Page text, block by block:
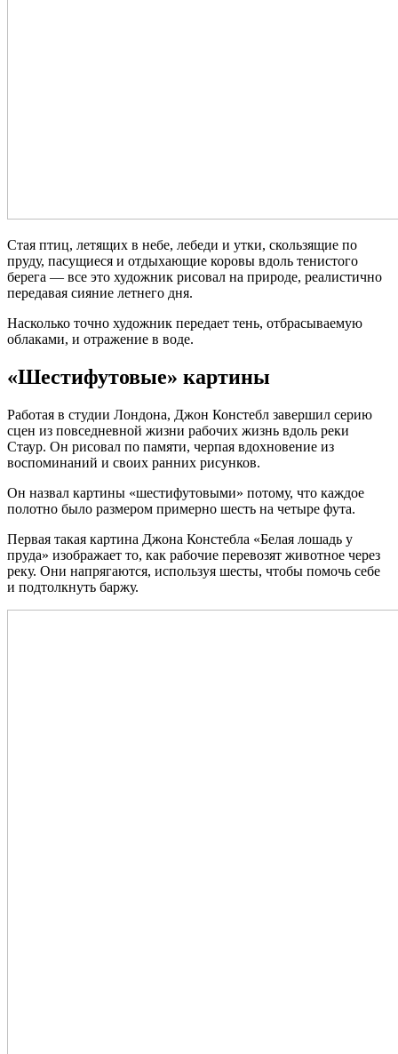
Стая птиц, летящих в небе, лебеди и утки, скользящие по
пруду, пасущиеся и отдыхающие коровы вдоль тенистого
берега — все это художник рисовал на природе, реалистично
передавая сияние летнего дня.
Насколько точно художник передает тень, отбрасываемую
облаками, и отражение в воде.
«Шестифутовые» картины
Работая в студии Лондона, Джон Констебл завершил серию
сцен из повседневной жизни рабочих жизнь вдоль реки
Стаур. Он рисовал по памяти, черпая вдохновение из
воспоминаний и своих ранних рисунков.
Он назвал картины «шестифутовыми» потому, что каждое
полотно было размером примерно шесть на четыре фута.
Первая такая картина Джона Констебла «Белая лошадь у
пруда» изображает то, как рабочие перевозят животное через
реку. Они напрягаются, используя шесты, чтобы помочь себе
и подтолкнуть баржу.